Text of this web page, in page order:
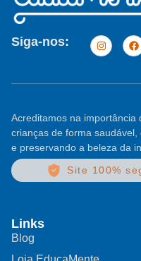
Siga-nos:
Acreditamos na
crianças de forma
e preservando a beleza da
Site 100%
Links
Blog